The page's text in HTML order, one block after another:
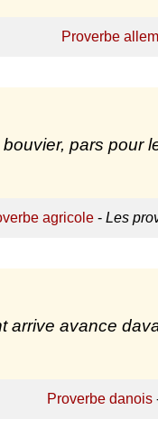
Proverbe
pars pour
agricole - Les
arrive avance
Proverbe danois